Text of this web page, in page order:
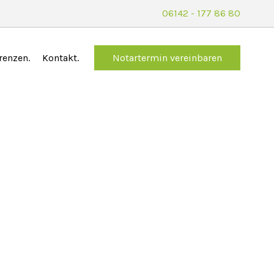
06142 - 177 86 80
Kontakt Notartermin vereinbaren